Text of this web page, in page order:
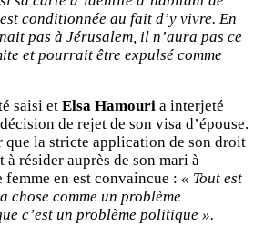
conditionnée au fait d’y vivre. En
pas à Jérusalem, il n’aura pas ce
et pourrait être expulsé comme
saisi et Elsa Hamouri a interjeté
de rejet de son visa d’épouse.
que la stricte application de son droit
résider auprès de son mari à
femme en est convaincue : « Tout est
chose comme un problème
c’est un problème politique ».